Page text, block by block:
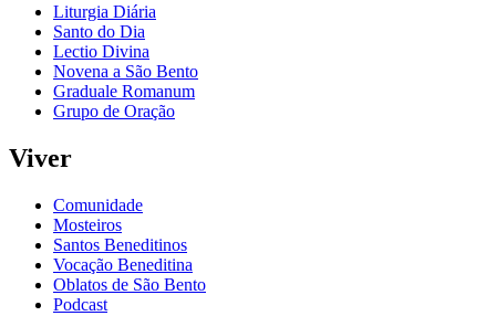
Liturgia Diária
Santo do Dia
Lectio Divina
Novena a São Bento
Graduale Romanum
Grupo de Oração
Viver
Comunidade
Mosteiros
Santos Beneditinos
Vocação Beneditina
Oblatos de São Bento
Podcast